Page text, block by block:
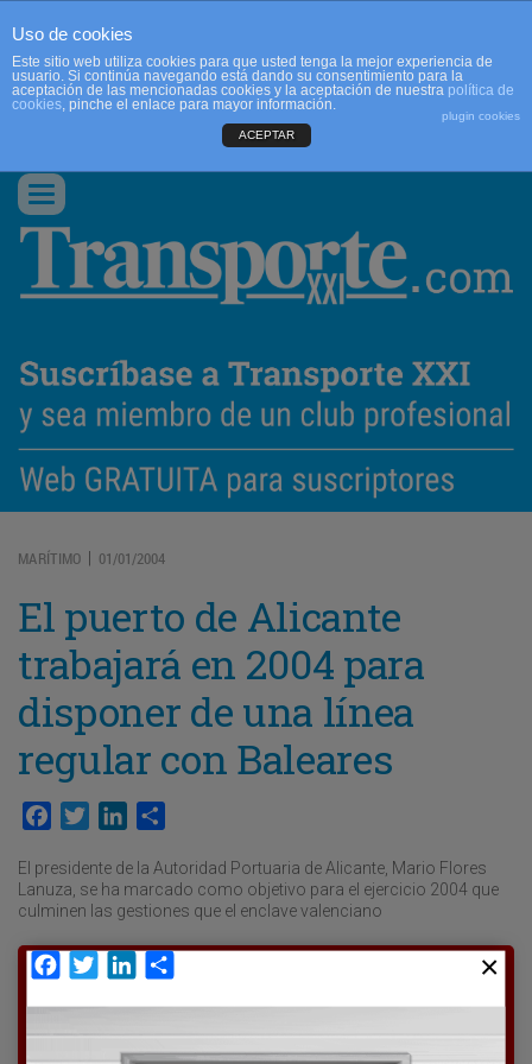
CONTACTO
Conmutar
navegación
MARÍTIMO | 01/01/2004
El puerto de Alicante
trabajará en 2004 para
disponer de una línea
regular con Baleares
Facebook
TwitterLinkedIn
El presidente de la Autoridad Portuaria de Alicante, Mario Flores
Lanuza, se ha marcado como objetivo para el ejercicio 2004 que
culminen las gestiones que el enclave valenciano
Para poder seguir leyendo hay que estar
suscrito a Transporte XXI, el periódico
del transporte y la logística en España.
Uso de cookies
Este sitio web utiliza cookies para que usted tenga la mejor experiencia de
usuario. Si continúa navegando está dando su consentimiento para la
aceptación de las mencionadas cookies y la aceptación de nuestra política de
cookies, pinche el enlace para mayor información.
plugin cookies
ACEPTAR
Facebook
TwitterLinkedIn